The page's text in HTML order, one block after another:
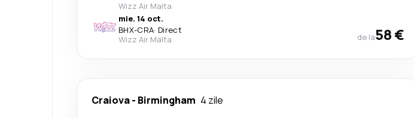
Wizz Air Malta
mie. 14 oct.
BHX-CRA· Direct
Wizz Air Malta
de la58 €
Craiova- Birmingham 4 zile